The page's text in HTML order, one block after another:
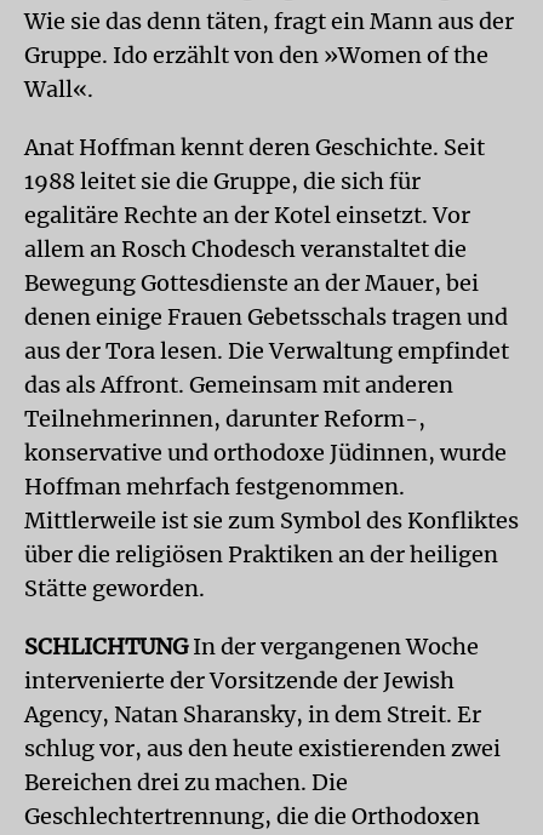
Wie sie das denn täten, fragt ein Mann aus der
Gruppe. Ido erzählt von den »Women of the
Wall«.
Anat Hoffman kennt deren Geschichte. Seit
1988 leitet sie die Gruppe, die sich für
egalitäre Rechte an der Kotel einsetzt. Vor
allem an Rosch Chodesch veranstaltet die
Bewegung Gottesdienste an der Mauer, bei
denen einige Frauen Gebetsschals tragen und
aus der Tora lesen. Die Verwaltung empfindet
das als Affront. Gemeinsam mit anderen
Teilnehmerinnen, darunter Reform-,
konservative und orthodoxe Jüdinnen, wurde
Hoffman mehrfach festgenommen.
Mittlerweile ist sie zum Symbol des Konfliktes
über die religiösen Praktiken an der heiligen
Stätte geworden.
SCHLICHTUNGIn der vergangenen Woche
intervenierte der Vorsitzende der Jewish
Agency, Natan Sharansky, in dem Streit. Er
schlug vor, aus den heute existierenden zwei
Bereichen drei zu machen. Die
Geschlechtertrennung, die die Orthodoxen